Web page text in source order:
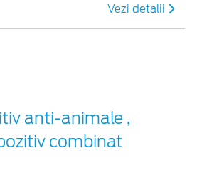
Vezi detalii
anti-animale ,
combinat